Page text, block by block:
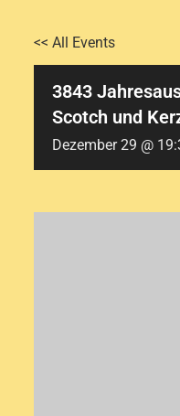
<< All Events
3843
Scotch und
Dezember 29 @